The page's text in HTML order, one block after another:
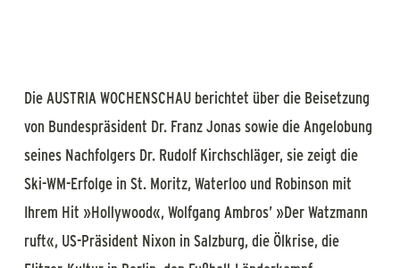
Die AUSTRIA WOCHENSCHAU berichtet über die Beisetzung
von Bundespräsident Dr. Franz Jonas sowie die Angelobung
seines Nachfolgers Dr. Rudolf Kirchschläger, sie zeigt die
Ski-WM-Erfolge in St. Moritz, Waterloo und Robinson mit
Ihrem Hit »Hollywood«, Wolfgang Ambros’ »Der Watzmann
ruft«, US-Präsident Nixon in Salzburg, die Ölkrise, die